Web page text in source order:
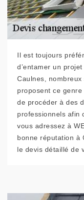
Il est toujours
d’entamer un
Caulnes,
proposent ce
de procéder à des
professionnels afin
vous adressez à
bonne réputation à
le devis détaillé de